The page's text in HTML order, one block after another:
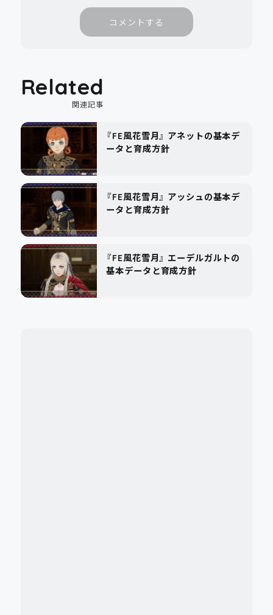
Related
関連記事
『FE風花雪月』 アネットの基本デ
ータと育成方針
『FE風花雪月』 アッシュの基本デ
ータと育成方針
『FE風花雪月』 エーデルガルトの
基本データと育成方針